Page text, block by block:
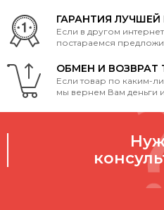
ГАРАНТИЯ
Если в другом
постараемся
ОБМЕН И ВОЗВРАТ
Если товар по каким-
мы вернем Вам деньги